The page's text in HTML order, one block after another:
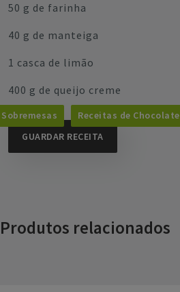
50 g de farinha
40 g de manteiga
1 casca de limão
400 g de queijo creme
GUARDAR RECEITA
Sobremesas Receitas de Chocolate
Produtos relacionados